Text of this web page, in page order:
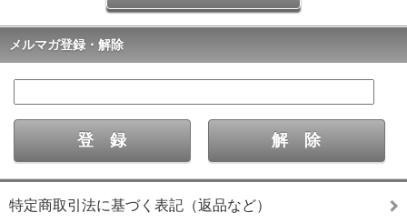
メルマガ登録・解除
特定商取引法に基づく表記（返品など）